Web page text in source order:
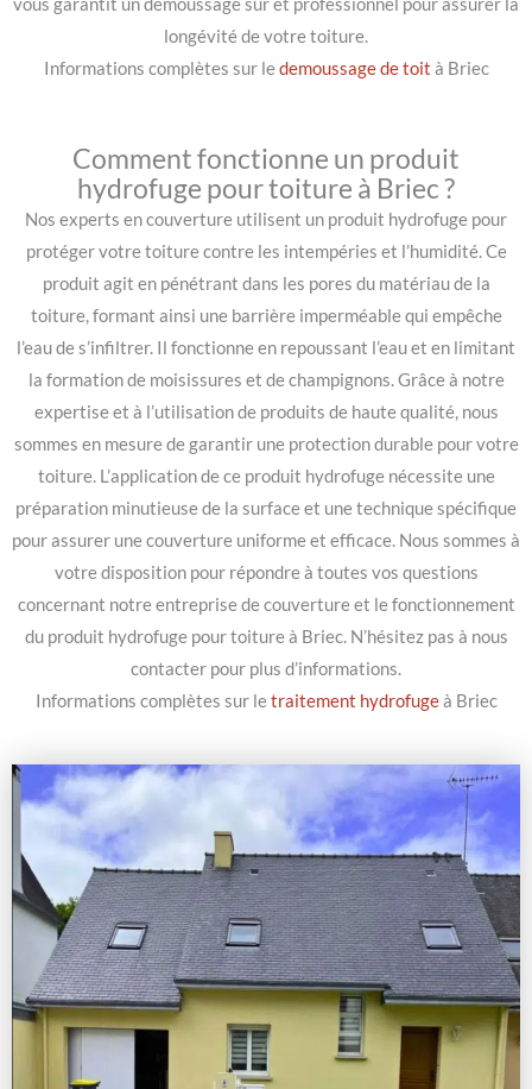
vous garantit un démoussage sûr et professionnel pour assurer la
longévité de votre toiture.
Informations complètes sur ledemoussage de toit à Briec
Comment fonctionne un produit
hydrofuge pour toiture à Briec ?
Nos experts en couverture utilisent un produit hydrofuge pour
protéger votre toiture contre les intempéries et l’humidité. Ce
produit agit en pénétrant dans les pores du matériau de la
toiture, formant ainsi une barrière imperméable qui empêche
l’eau de s’infiltrer. Il fonctionne en repoussant l’eau et en limitant
la formation de moisissures et de champignons. Grâce à notre
expertise et à l’utilisation de produits de haute qualité, nous
sommes en mesure de garantir une protection durable pour votre
toiture. L’application de ce produit hydrofuge nécessite une
préparation minutieuse de la surface et une technique spécifique
pour assurer une couverture uniforme et efficace. Nous sommes à
votre disposition pour répondre à toutes vos questions
concernant notre entreprise de couverture et le fonctionnement
du produit hydrofuge pour toiture à Briec. N’hésitez pas à nous
contacter pour plus d’informations.
Informations complètes sur letraitement hydrofugeà Briec